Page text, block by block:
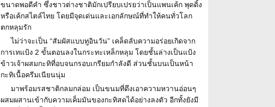
ขนาดพอดีคำ ซึ่งชาวต่างชาติมักเปรียบเปรยว่าเป็นแพนเค้ก พุดดิ้ง
หรือเค้กสไตล์ไทย โดยมีจุดเด่นและเอกลักษณ์ที่ทำให้คนทั่วโลก
ตกหลุมรัก
ไม่ว่าจะเป็น “สัมผัสแบบทูอินวัน” เคล็ดลับความอร่อยเกิดจาก
การเทแป้ง 2 ขั้นตอนลงในกระทะเหล็กหลุม โดยชั้นล่างเป็นแป้ง
ข้าวเจ้าผสมกะทิที่อบจนกรอบเกรียมกำลังดี ส่วนชั้นบนเป็นหน้า
กะทิเนื้อครีมเนียนนุ่ม
มาพร้อมรสชาติกลมกล่อม เป็นขนมที่ดึงเอาความหวานอ่อนๆ
ผสมผสานเข้ากับความเค็มมันของกะทิสดได้อย่างลงตัว อีกทั้งยังมี